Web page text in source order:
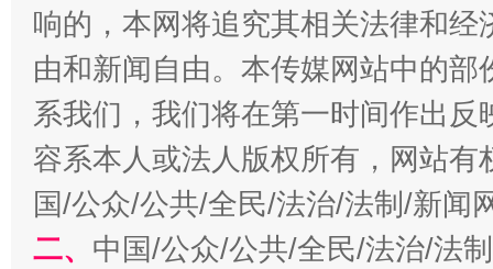
“刷贴”乱象丛生
生
响的，本网将追究其相关法律和
由和新闻自由。本传媒网站中的
系我们，我们将在第一时间作出
容系本人或法人版权所有，网站
国/公众/公共/全民/法治/法制/新闻
二、 中国/公众/公共/全民/法治/法